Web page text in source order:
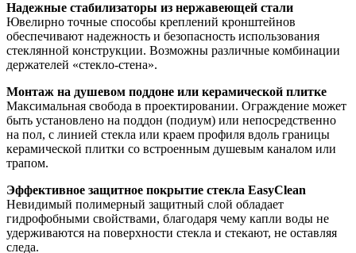
Надежные стабилизаторы из нержавеющей стали
Ювелирно точные способы креплений кронштейнов
обеспечивают надежность и безопасность использования
стеклянной конструкции. Возможны различные комбинации
держателей «стекло-стена».
Монтаж на душевом поддоне или керамической плитке
Максимальная свобода в проектировании. Ограждение может
быть установлено на поддон (подиум) или непосредственно
на пол, с линией стекла или краем профиля вдоль границы
керамической плитки со встроенным душевым каналом или
трапом.
Эффективное защитное покрытие стекла EasyClean
Невидимый полимерный защитный слой обладает
гидрофобными свойствами, благодаря чему капли воды не
удерживаются на поверхности стекла и стекают, не оставляя
следа.